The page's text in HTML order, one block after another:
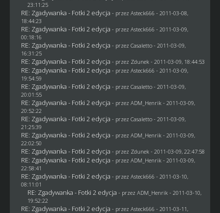
23:11:25
RE: Zgadywanka - Fotki 2 edycja - przez Asteck666 - 2011-03-08,
18:44:23
RE: Zgadywanka - Fotki 2 edycja - przez Asteck666 - 2011-03-09,
00:18:16
RE: Zgadywanka - Fotki 2 edycja - przez Casaletto- 2011-03-09,
16:31:25
RE: Zgadywanka - Fotki 2 edycja - przez Zdunek - 2011-03-09, 18:44:53
RE: Zgadywanka - Fotki 2 edycja - przez Asteck666 - 2011-03-09,
19:54:59
RE: Zgadywanka - Fotki 2 edycja - przez Casaletto- 2011-03-09,
20:01:55
RE: Zgadywanka - Fotki 2 edycja - przez ADM_Henrik - 2011-03-09,
20:52:22
RE: Zgadywanka - Fotki 2 edycja - przez Casaletto- 2011-03-09,
21:25:39
RE: Zgadywanka - Fotki 2 edycja - przez ADM_Henrik - 2011-03-09,
22:02:50
RE: Zgadywanka - Fotki 2 edycja - przez Zdunek - 2011-03-09, 22:47:58
RE: Zgadywanka - Fotki 2 edycja - przez ADM_Henrik - 2011-03-09,
22:58:41
RE: Zgadywanka - Fotki 2 edycja - przez Asteck666 - 2011-03-10,
08:11:01
RE: Zgadywanka - Fotki 2 edycja - przez ADM_Henrik - 2011-03-10,
19:52:22
RE: Zgadywanka - Fotki 2 edycja - przez Asteck666 - 2011-03-11,